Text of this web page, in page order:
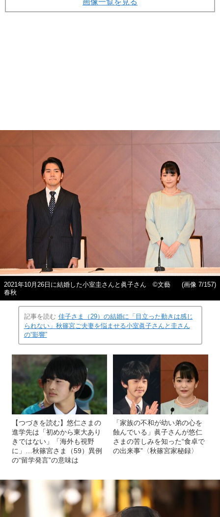
2021年10月26日に結婚した小室圭さんと眞子さん ©文藝
春秋
(画像 7/157)
記事を読む 佳子さま（29）の結婚に「目立った動きは感じ
られない」秋篠宮ご夫妻を悩ませる小室眞子さんと圭さん
の“影響”
【つづきを読む】悠仁さまの
進学先は「初めから東大あり
きではない」「海外も視野
に」…秋篠宮さま（59）異例
の“留学発言”の意味は
「家族の不和が幼い弟の心を
蝕んでいる」眞子さんが悠仁
さまの苦しみを知った“食卓で
の出来事”〈秋篠宮家秘録〉